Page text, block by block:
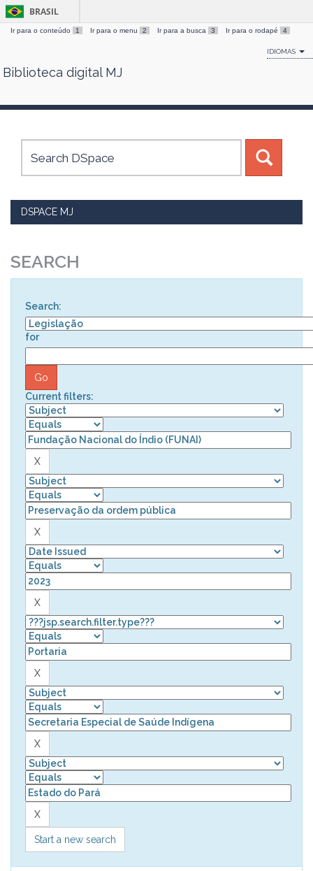
Skip
BRASIL
Ir para o conteúdo 1 Ir para o menu 2 Ir para a busca 3 Ir para o rodapé 4
IDIOMAS
Biblioteca digital MJ
DSPACE MJ
SEARCH
Search:
for
Current filters:
Start a new search